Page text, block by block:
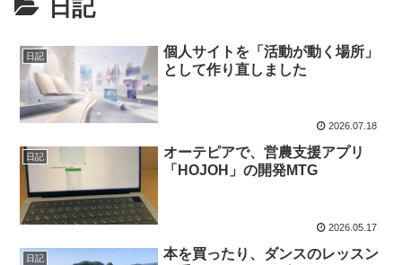
日記
日記
個人サイトを「活動が動く場所」
として作り直しました
2026.07.18
日記
オーテピアで、営農支援アプリ
「HOJOH」の開発MTG
2026.05.17
日記
本を買ったり、ダンスのレッスン